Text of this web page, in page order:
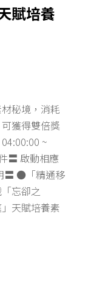
賦培養
秘境，消耗
獲得雙倍獎
~
〓 啟動相應
〓 ●「精通移
忘卻之
天賦培養素